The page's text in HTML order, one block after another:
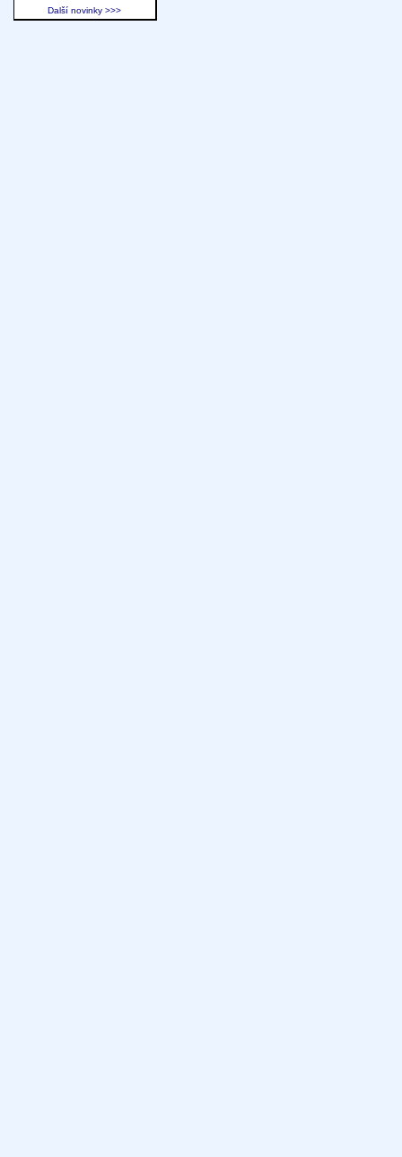
Další novinky >>>